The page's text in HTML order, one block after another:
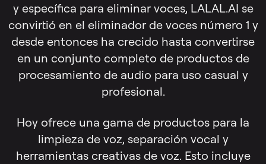
y específica para eliminar voces, LALAL.AI se
convirtió en el eliminador de voces número 1 y
desde entonces ha crecido hasta convertirse
en un conjunto completo de productos de
procesamiento de audio para uso casual y
profesional.
Hoy ofrece una gama de productos para la
limpieza de voz, separación vocal y
herramientas creativas de voz. Esto incluye